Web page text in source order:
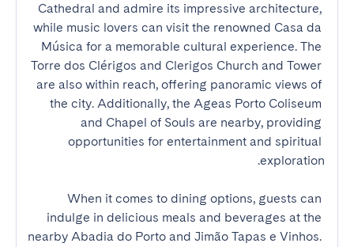
Cathedral and admire its impressive architecture,
while music lovers can visit the renowned Casa da
Música for a memorable cultural experience. The
Torre dos Clérigos and Clerigos Church and Tower
are also within reach, offering panoramic views of
the city. Additionally, the Ageas Porto Coliseum
and Chapel of Souls are nearby, providing
opportunities for entertainment and spiritual
When it comes to dining options, guests can
indulge in delicious meals and beverages at the
nearby Abadia do Porto and Jimão Tapas e Vinhos.